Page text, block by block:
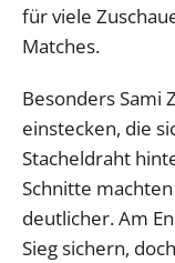
für viele
Matches.
Besonders Sami
einstecken, die
Stacheldraht
Schnitte
deutlicher. Am
Sieg sichern,